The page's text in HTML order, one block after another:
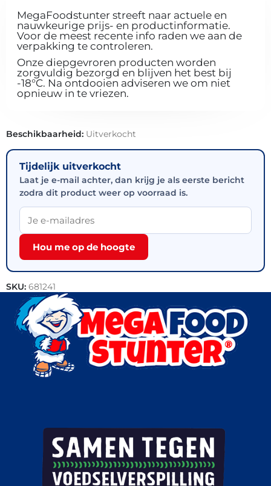
MegaFoodstunter streeft naar actuele en
nauwkeurige prijs- en productinformatie.
Voor de meest recente info raden we aan de
verpakking te controleren.
Onze diepgevroren producten worden
zorgvuldig bezorgd en blijven het best bij
-18°C. Na ontdooien adviseren we om niet
opnieuw in te vriezen.
Beschikbaarheid: Uitverkocht
Tijdelijk uitverkocht
Laat je e-mail achter, dan krijg je als eerste bericht
zodra dit product weer op voorraad is.
Hou me op de hoogte
SKU: 681241
Categorieën:Gebak